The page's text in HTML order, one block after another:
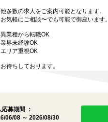
他多数の求人をご案内可能となります。
お気軽にご相談〜でも可能で御座います。
異業種から転職OK
業界未経験OK
エリア重視OK
お待ちしております。
応募期間 ：
06/08 ～ 2026/08/30